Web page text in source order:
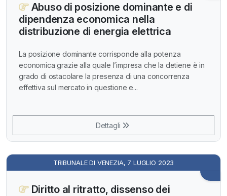
Abuso di posizione dominante e di
dipendenza economica nella
distribuzione di energia elettrica
La posizione dominante corrisponde alla potenza
economica grazie alla quale l’impresa che la detiene è in
grado di ostacolare la presenza di una concorrenza
effettiva sul mercato in questione e...
Dettagli
TRIBUNALE DI VENEZIA, 7 LUGLIO 2023
Diritto al ritratto, dissenso dei